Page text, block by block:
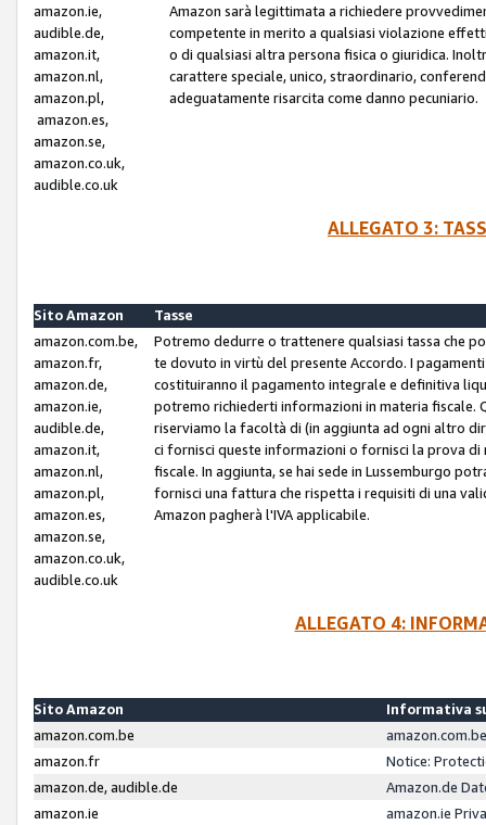
amazon.ie,
audible.de,
amazon.it,
amazon.nl,
amazon.pl,
amazon.es,
amazon.se,
amazon.co.uk,
audible.co.uk
Amazon sarà legittimata a richiedere
competente in merito a qualsiasi violazione
o di qualsiasi altra persona fisica o giuridica.
carattere speciale, unico, straordinario,
adeguatamente risarcita come danno pecuniario.
ALLEGATO 3:
Sito Amazon
Tasse
amazon.com.be,
amazon.fr,
amazon.de,
amazon.ie,
audible.de,
amazon.it,
amazon.nl,
amazon.pl,
amazon.es,
amazon.se,
amazon.co.uk,
audible.co.uk
Potremo dedurre o trattenere qualsiasi tassa che
te dovuto in virtù del presente Accordo. I
costituiranno il pagamento integrale e definitiva
potremo richiederti informazioni in materia fiscale.
riserviamo la facoltà di (in aggiunta ad ogni altro
ci fornisci queste informazioni o fornisci la prova
fiscale. In aggiunta, se hai sede in Lussemburgo
fornisci una fattura che rispetta i requisiti di una
Amazon pagherà l'IVA applicabile.
ALLEGATO 4:
Sito Amazon
Informativa
amazon.com.be
amazon.fr
Notice:
amazon.de, audible.de
Amazon.de
amazon.ie
amazon.ie